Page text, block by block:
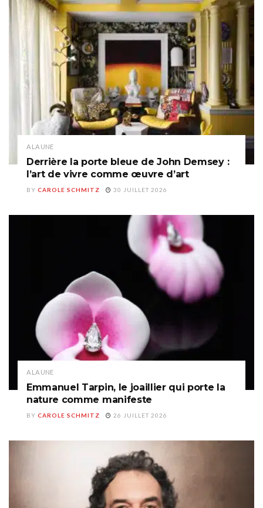
A LA UNE
Derrière la porte bleue de John Demsey :
l’art de vivre comme œuvre d’art
BY CAROLE SCHMITZ 30 JUILLET 2026
A LA UNE
Emmanuel Tarpin, le joaillier qui porte la
nature comme manifeste
BY CAROLE SCHMITZ 26 JUILLET 2026